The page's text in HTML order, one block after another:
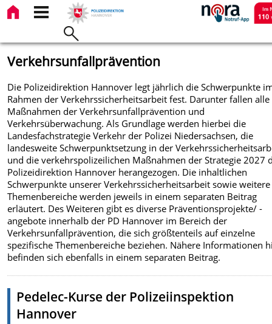
Verkehrsunfallprävention
Die Polizeidirektion Hannover legt jährlich die Schwerpunkte
Rahmen der Verkehrssicherheitsarbeit fest. Darunter fallen alle
Maßnahmen der Verkehrsunfallprävention und
Verkehrsüberwachung. Als Grundlage werden hierbei die
Landesfachstrategie Verkehr der Polizei Niedersachsen, die
landesweite Schwerpunktsetzung in der
und die verkehrspolizeilichen Maßnahmen der Strategie 2027
Polizeidirektion Hannover herangezogen. Die inhaltlichen
Schwerpunkte unserer Verkehrssicherheitsarbeit sowie weitere
Themenbereiche werden jeweils in einem separaten Beitrag
erläutert. Des Weiteren gibt es diverse Präventionsprojekte/ -
angebote innerhalb der PD Hannover im Bereich der
Verkehrsunfallprävention, die sich größtenteils auf einzelne
spezifische Themenbereiche beziehen. Nähere Informationen
befinden sich ebenfalls in einem separaten Beitrag.
Pedelec-Kurse der Polizeiinspektion
Hannover